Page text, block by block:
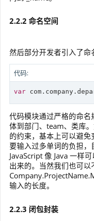
2.2.2 命名空间
然后部分开发者引入了命
代码:
var
代码模块通过严格的命
体到部门、team、类库
的约束，基本上可以避
要输入过多单词的负担，
JavaScript 像 Java 一样
出来的。当然我们也可
输入的长度。
2.2.3 闭包封装